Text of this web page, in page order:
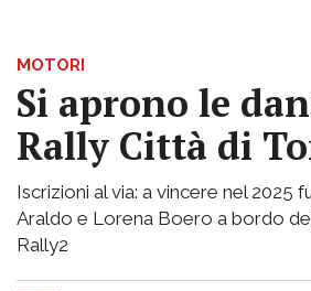
MOTORI
Si aprono le
Rally Città di
Iscrizioni al via: a vincere nel 2025
Araldo e Lorena Boero a bordo
Rally2